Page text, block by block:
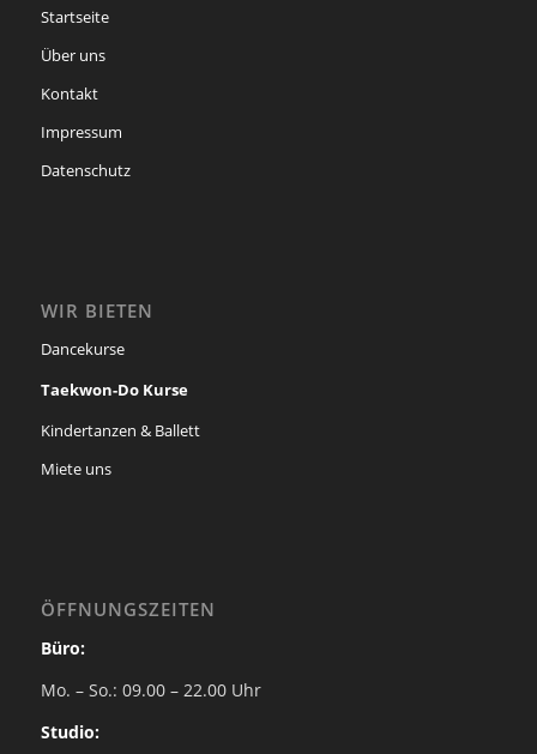
Startseite
Über uns
Kontakt
Impressum
Datenschutz
WIR BIETEN
Dancekurse
Taekwon-Do Kurse
Kindertanzen & Ballett
Miete uns
ÖFFNUNGSZEITEN
Büro:
Mo. – So.: 09.00 – 22.00 Uhr
Studio: